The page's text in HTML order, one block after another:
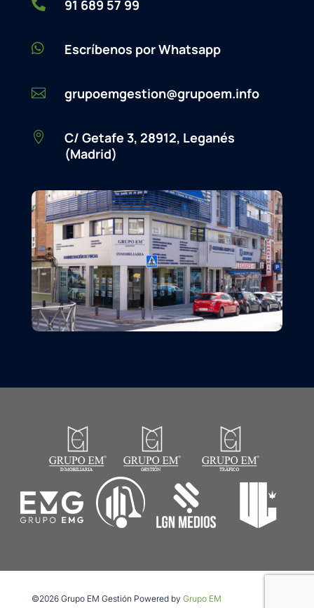
 91 689 57 99
 Escríbenos por Whatsapp
 grupoemgestion@grupoem.info

C/ Getafe 3, 28912, Leganés
(Madrid)
©2026 Grupo EM Gestión Powered by Grupo EM